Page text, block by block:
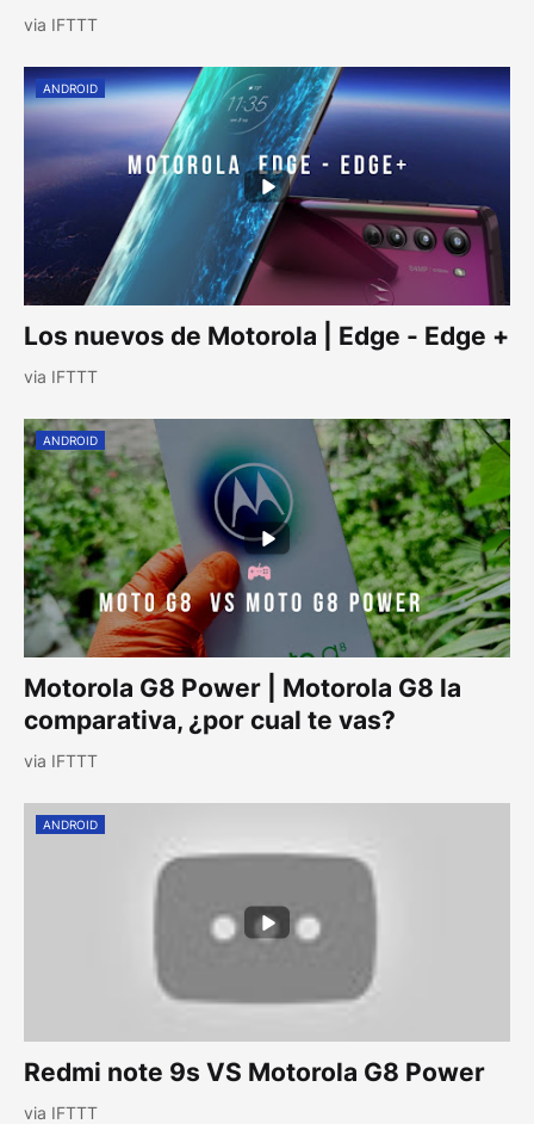
via IFTTT
ANDROID
Los nuevos de Motorola | Edge - Edge +
via IFTTT
ANDROID
Motorola G8 Power | Motorola G8 la
comparativa, ¿por cual te vas?
via IFTTT
ANDROID
Redmi note 9s VS Motorola G8 Power
via IFTTT